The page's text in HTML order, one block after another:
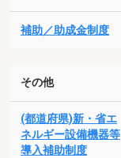
補助／助成金制度
その他
(都道府県)新・省エ
ネルギー設備機器等
導入補助制度